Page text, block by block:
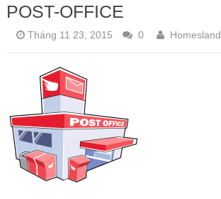
POST-OFFICE
Tháng 11 23, 2015 0 Homesland